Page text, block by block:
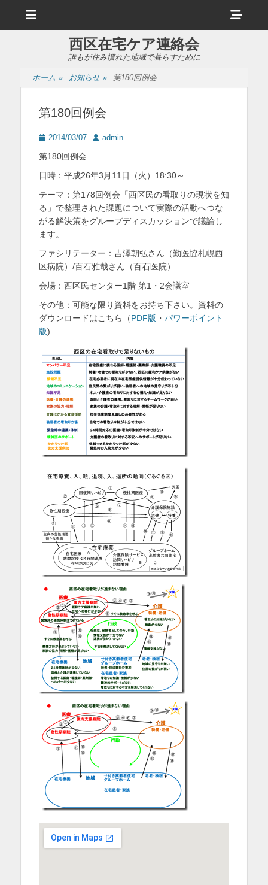
ュ
ヘ
ッ
サ
西区在宅ケア連絡会
誰もが住み慣れた地域で暮らすために
ホーム » お知らせ » 第180回例会
第180回例会
投
日
2014/03/07
投 admin
第180回例会
日時：平成26年3月11日（火）18:30～
テーマ：第178回例会「西区民の看取りの現状を知
る」で整理された課題について実際の活動へつな
がる解決策をグループディスカッションで議論し
ます。
ファシリテーター：吉澤朝弘さん（勤医協札幌西
区病院）/百石雅哉さん（百石医院）
会場：西区民センター1階 第1・2会議室
その他：可能な限り資料をお持ち下さい。資料の
ダウンロードはこちら（PDF版 ・ パワーポイント
版)